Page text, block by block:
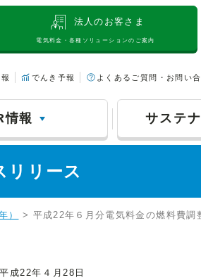
法人のお客さま
電気料金・各種ソリューションのご案内
でんき予報 よくあるご質問・お問い
情報 サステ
リリース
） > 平成22年６月分電気料金の燃料費調
平成22年４月28日